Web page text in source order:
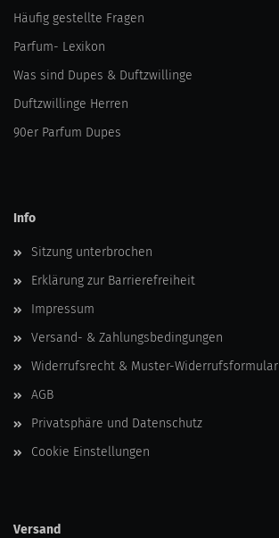
Häufig gestellte Fragen
Parfum- Lexikon
Was sind Dupes & Duftzwillinge
Duftzwillinge Herren
90er Parfum Dupes
Info
Sitzung unterbrochen
Erklärung zur Barrierefreiheit
Impressum
Versand- & Zahlungsbedingungen
Widerrufsrecht & Muster-Widerrufsformular
AGB
Privatsphäre und Datenschutz
Cookie Einstellungen
Versand